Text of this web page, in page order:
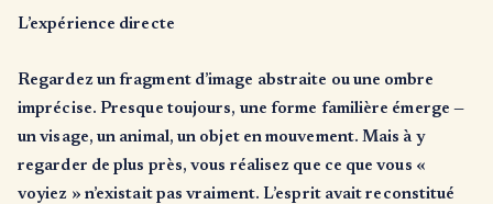
L’expérience directe
Regardez un fragment d’image abstraite ou une ombre
imprécise. Presque toujours, une forme familière émerge —
un visage, un animal, un objet en mouvement. Mais à y
regarder de plus près, vous réalisez que ce que vous «
voyiez » n’existait pas vraiment. L’esprit avait reconstitué